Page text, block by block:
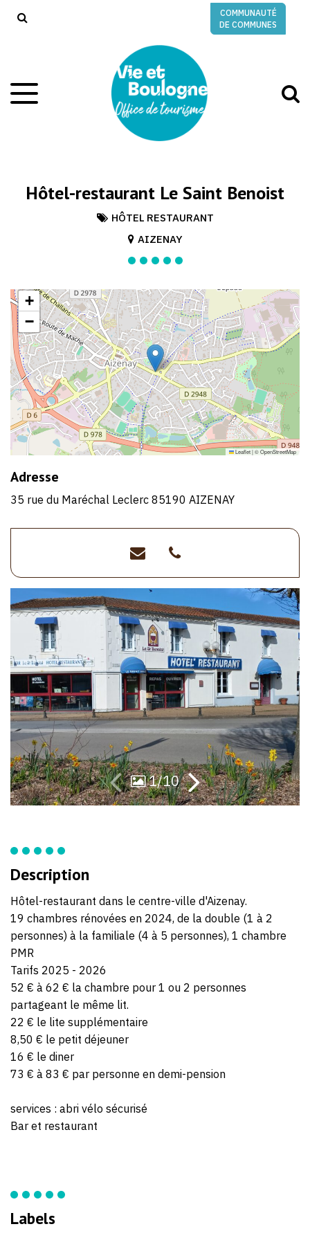
COMMUNAUTÉ
DE COMMUNES
Aller
à
Hôtel-restaurant Le Saint Benoist
HÔTEL RESTAURANT
AIZENAY
+
−
Leaflet|©OpenStreetMap
Adresse
35 rue du Maréchal Leclerc 85190 AIZENAY
>02
51
59
42
1/10
Description
Hôtel-restaurant dans le centre-ville d'Aizenay.
19 chambres rénovées en 2024, de la double (1 à 2
personnes) à la familiale (4 à 5 personnes), 1 chambre
PMR
Tarifs 2025 - 2026
52 € à 62 € la chambre pour 1 ou 2 personnes
partageant le même lit.
22 € le lite supplémentaire
8,50 € le petit déjeuner
16 € le diner
73 € à 83 € par personne en demi-pension
services : abri vélo sécurisé
Bar et restaurant
Labels